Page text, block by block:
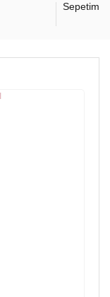
Sepetim